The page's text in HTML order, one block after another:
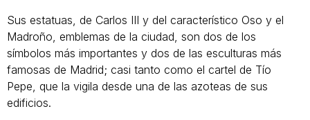
Sus estatuas, de Carlos III y del característico Oso y el
Madroño, emblemas de la ciudad, son dos de los
símbolos más importantes y dos de las esculturas más
famosas de Madrid; casi tanto como el cartel de Tío
Pepe, que la vigila desde una de las azoteas de sus
edificios.